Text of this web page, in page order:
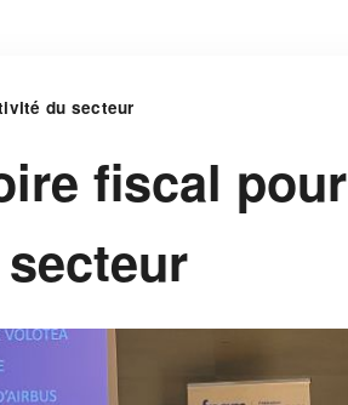
du secteur
fiscal pour